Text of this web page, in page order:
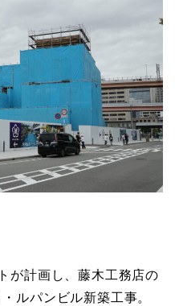
が計画し、藤木工務店の
ルパンビル新築工事。